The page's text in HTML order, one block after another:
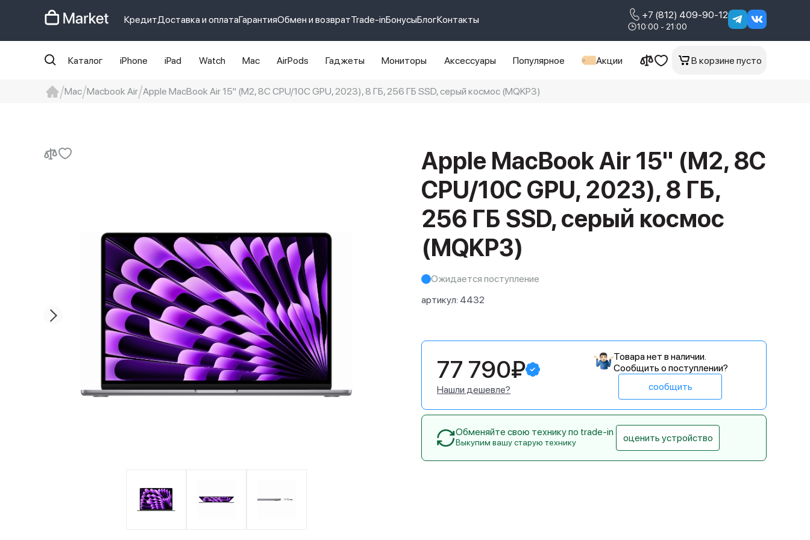
КредитДоставка и оплатаГарантияОбмен и возвратTrade-inБонусыБлогКонтакты +7 (812) 409-90-12
10:00 - 21:00
Каталог iPhone iPad Watch Mac AirPods Гаджеты Мониторы Аксессуары Популярное Акции В корзине пусто
Mac Macbook Air Apple MacBook Air 15" (M2, 8C CPU/10C GPU, 2023), 8 ГБ, 256 ГБ SSD, серый космос (MQKP3)
Apple MacBook Air 15" (M2, 8C
CPU/10C GPU, 2023), 8 ГБ,
256 ГБ SSD, серый космос
(MQKP3)
Ожидается поступление
артикул: 4432
77 790₽
Нашли дешевле?
Товара нет в наличии.
Сообщить о поступлении?
сообщить
Обменяйте свою технику по trade-in
Выкупим вашу старую технику оценить устройство